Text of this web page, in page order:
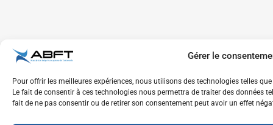
Gérer le
Pour offrir les meilleures expériences, nous utilisons des technologies telles
Le fait de consentir à ces technologies nous permettra de traiter des données
fait de ne pas consentir ou de retirer son consentement peut avoir un effet